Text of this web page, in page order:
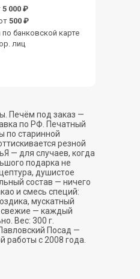
Печём под заказ —
по РФ. Печатный
по старинной
резной
— для случаев, когда
подарка не
душистое
состав — ничего
и смесь специй:
мускатный
свежие — каждый
Вес: 300 г.
Посад —
работы с 2008 года.
5 000 ₽
500 ₽
банковской карте
лиц